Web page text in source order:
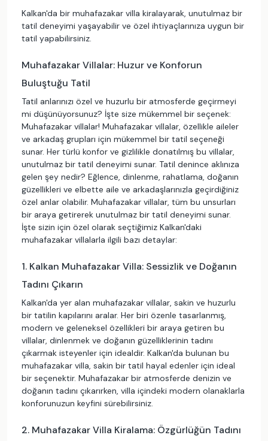
Kalkan'da bir muhafazakar villa kiralayarak, unutulmaz bir
tatil deneyimi yaşayabilir ve özel ihtiyaçlarınıza uygun bir
tatil yapabilirsiniz.
Muhafazakar Villalar: Huzur ve Konforun
Buluştuğu Tatil
Tatil anlarınızı özel ve huzurlu bir atmosferde geçirmeyi
mi düşünüyorsunuz? İşte size mükemmel bir seçenek:
Muhafazakar villalar! Muhafazakar villalar, özellikle aileler
ve arkadaş grupları için mükemmel bir tatil seçeneği
sunar. Her türlü konfor ve gizlilikle donatılmış bu villalar,
unutulmaz bir tatil deneyimi sunar. Tatil denince aklınıza
gelen şey nedir? Eğlence, dinlenme, rahatlama, doğanın
güzellikleri ve elbette aile ve arkadaşlarınızla geçirdiğiniz
özel anlar olabilir. Muhafazakar villalar, tüm bu unsurları
bir araya getirerek unutulmaz bir tatil deneyimi sunar.
İşte sizin için özel olarak seçtiğimiz Kalkan'daki
muhafazakar villalarla ilgili bazı detaylar:
1. Kalkan Muhafazakar Villa: Sessizlik ve Doğanın
Tadını Çıkarın
Kalkan'da yer alan muhafazakar villalar, sakin ve huzurlu
bir tatilin kapılarını aralar. Her biri özenle tasarlanmış,
modern ve geleneksel özellikleri bir araya getiren bu
villalar, dinlenmek ve doğanın güzelliklerinin tadını
çıkarmak isteyenler için idealdir. Kalkan'da bulunan bu
muhafazakar villa, sakin bir tatil hayal edenler için ideal
bir seçenektir. Muhafazakar bir atmosferde denizin ve
doğanın tadını çıkarırken, villa içindeki modern olanaklarla
konforunuzun keyfini sürebilirsiniz.
2. Muhafazakar Villa Kiralama: Özgürlüğün Tadını